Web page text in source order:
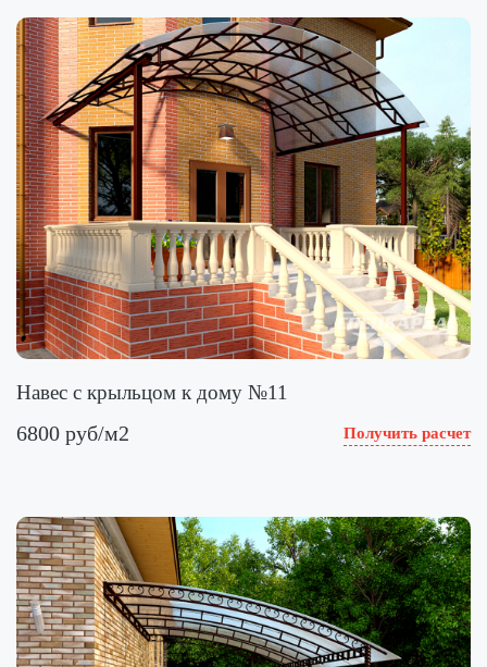
Навес с крыльцом к дому №11
6800 руб/м2 Получить расчет